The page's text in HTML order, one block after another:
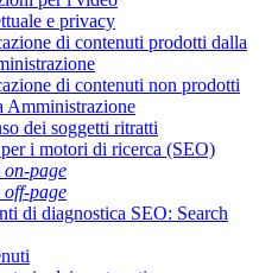
e privacy
di contenuti prodotti dalla
di contenuti non prodotti
Amministrazione
dei soggetti ritratti
i motori di ricerca (SEO)
on-page
off-page
di diagnostica SEO: Search